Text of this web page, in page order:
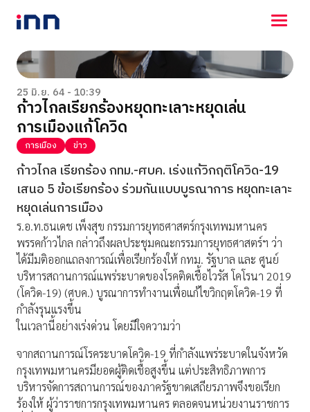
NEWS
ENTERTAINMENT
LIFESTYLE
HOROSCOPE
LOTTERY
VIDEO
ร่วมด้วยช่วยกัน
25 มิ.ย. 64 - 10:39
ก้าวไกลเรียกร้องหยุดทะเลาะหยุดเล่น
การเมืองแก้โควิด
การเมือง ข่าว
ก้าวไกล เรียกร้อง กทม.-ศบค. เร่งแก้วิกฤติโควิด-19
เสนอ 5 ข้อเรียกร้อง ร่วมกันแบบบูรณาการ หยุดทะเลาะ
หยุดเล่นการเมือง
ร.อ.ท.ธนเดช เพ็งสุข กรรมการยุทธศาสตร์กรุงเทพมหานคร
พรรคก้าวไกล กล่าวถึงผลประชุมคณะกรรมการยุทธศาสตร์ฯ ว่า
ได้มีมติออกแถลงการณ์เพื่อเรียกร้องให้ กทม. รัฐบาล และ ศูนย์
บริหารสถานการณ์แพร่ระบาดของโรคติดเชื้อไวรัส โคโรนา 2019
(โควิด-19) (ศบค.) บูรณาการทำงานเพื่อแก้ไขวิกฤตโควิด-19 ที่
กำลังรุนแรงขึ้น
ในเวลานี้อย่างเร่งด่วน โดยมีใจความว่า
จากสถานการณ์โรคระบาดโควิด-19 ที่กำลังแพร่ระบาดในจังหวัด
กรุงเทพมหานครมียอดผู้ติดเชื้อสูงขึ้น แต่ประสิทธิภาพการ
บริหารจัดการสถานการณ์ของภาครัฐขาดเสถียรภาพจึงขอเรียก
ร้องให้ ผู้ว่าราชการกรุงเทพมหานคร ตลอดจนหน่วยงานราชการ